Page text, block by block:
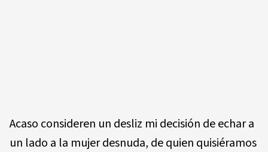
Acaso consideren un desliz mi decisión de echar a
un lado a la mujer desnuda, de quien quisiéramos